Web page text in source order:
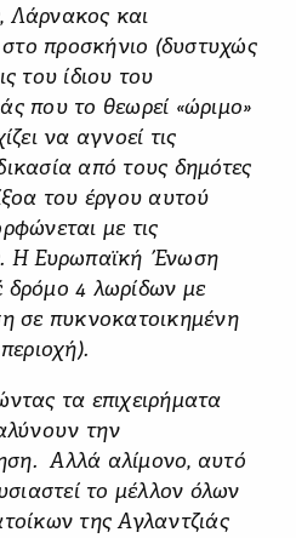
Λάρνακος και
προσκήνιο (δυστυχώς
του ίδιου του
που το θεωρεί «ώριμο»
να αγνοεί τις
από τους δημότες
του έργου αυτού
με τις
Η Ευρωπαϊκή Ένωση
4 λωρίδων με
σε πυκνοκατοικημένη
τα επιχειρήματα
την
Αλλά αλίμονο, αυτό
το μέλλον όλων
της Αγλαντζιάς